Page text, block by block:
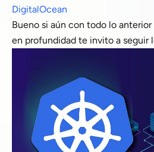
DigitalOcean
Bueno si aún con todo lo
en profundidad te invito a seguir